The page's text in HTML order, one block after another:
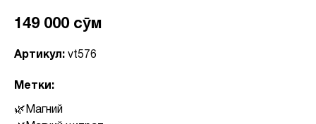
149 000 сӯм
Артикул: vt576
Метки:
Магний